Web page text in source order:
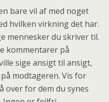
bare vil af med noget
hvilken virkning det har.
mennesker du skriver til.
kommentarer på
sige ansigt til ansigt,
modtageren. Vis for
over for dem du synes